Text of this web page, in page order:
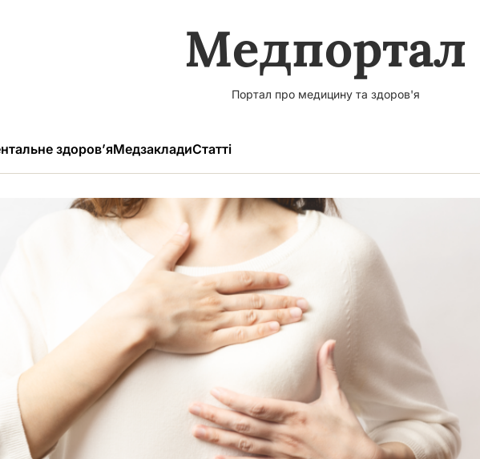
Медпортал
Портал про медицину та здоров'я
здоров’яМедзакладиСтатті